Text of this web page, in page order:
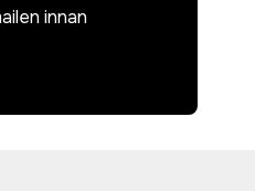
innan